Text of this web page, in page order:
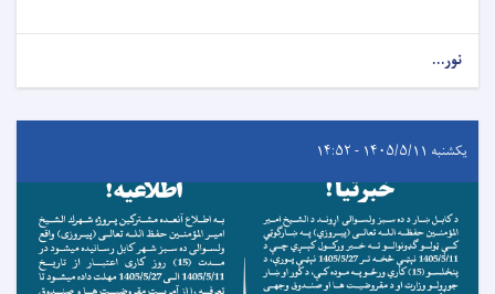
نور...
یکشنبه ۱۴۰۵/۵/۱۱ - ۱۴:۵۲